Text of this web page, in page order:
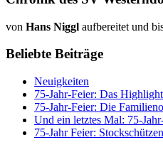
von Hans Niggl aufbereitet und
Beliebte Beiträge
Neuigkeiten
75-Jahr-Feier: Das Highlight
75-Jahr-Feier: Die
Und ein letztes Mal: 75-
75-Jahr Feier: